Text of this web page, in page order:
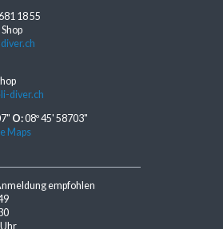
18 55
diver.ch
O:08º 45' 58703"
Maps
empfohlen